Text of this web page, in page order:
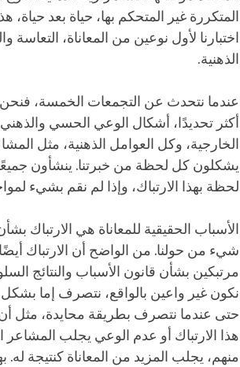
المتكررة غير المتحكم بها، حياة بعد
اختبارنا لأول نوعين من المعاناة، التعاسة
الذهنية.
عندما نتحدث عن التجمعات الخمسة،
أكثر تحديدًا، أشكال الوعي الحسي
الخارجية، وكل العوامل الذهنية، مثل
يشكلون كل لحظة من خبرتنا. ينشأون
لحظة بهذا الارتباك، وإذا لم نقم بشيء
الأسباب الحقيقية للمعاناة هي الارتباك
شيء من حولنا. من الواضح أن الارتباك
مرتبكين بشأن قانون الأسباب والنتائج
نكون غير واعين بالواقع، نتصرف إما بشكل
حتى عندما نتصرف بطريقة محايدة، مثل
هذا الارتباك أو عدم الوعي يجلب
منهم، يجلب المزيد من المعاناة كنتيجة له.